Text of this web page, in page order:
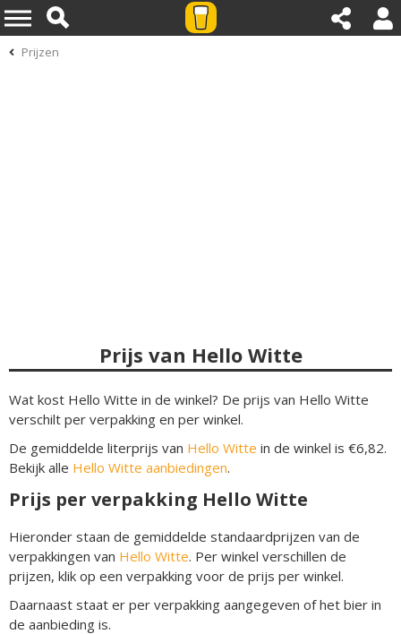
Prijzen
Prijs van Hello Witte
Wat kost Hello Witte in de winkel? De prijs van Hello Witte
verschilt per verpakking en per winkel.
De gemiddelde literprijs van Hello Witte in de winkel is €6,82.
Bekijk alle Hello Witte aanbiedingen.
Prijs per verpakking Hello Witte
Hieronder staan de gemiddelde standaardprijzen van de
verpakkingen van Hello Witte. Per winkel verschillen de
prijzen, klik op een verpakking voor de prijs per winkel.
Daarnaast staat er per verpakking aangegeven of het bier in
de aanbieding is.